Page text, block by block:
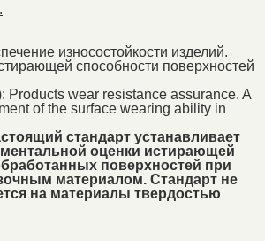
износостойкости изделий.
способности поверхностей
Products wear resistance assurance. A
of the surface wearing ability in
стандарт устанавливает
оценки истирающей
поверхностей при
материалом. Стандарт не
на материалы твердостью